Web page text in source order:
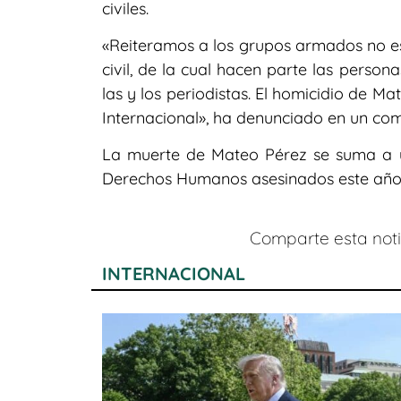
civiles.
«Reiteramos a los grupos armados no
civil, de la cual hacen parte las
las y los periodistas. El homicidio de
Internacional», ha denunciado en un
La muerte de Mateo Pérez se suma
Derechos Humanos asesinados este
Comparte esta
INTERNACIONAL